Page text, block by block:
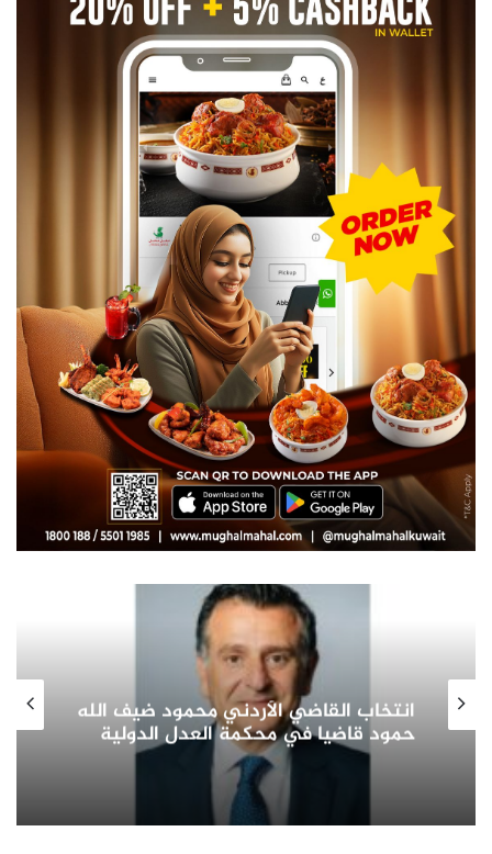
صاحب السمو الأمير الشيخ مشعل الأحمد
الجابر الصباح يشيد بدور المرأة الكويتية
في التنمية الشاملة ويؤكد: شريك
أساسي في بناء الوطن وتمثيله دوليا